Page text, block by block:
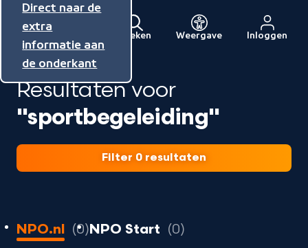
Direct naar de
inhoud
Direct naar de
hoofdnavigatie
Direct naar de
extra
informatie aan
de onderkant
Menu
Naar
de
beginpagina
van
NPO
Zoeken Weergave Inloggen
Resultaten voor
"sportbegeleiding"
Filter 0 resultaten
0
resultaten
NPO.nl 0 resultaten
NPO Start 0